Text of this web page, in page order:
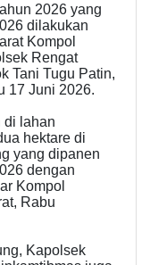
2026 yang
dilakukan
Kompol
Rengat
Tani Tugu Patin,
17 Juni 2026.
di lahan
hektare di
yang dipanen
dengan
Kompol
Rabu
Kapolsek